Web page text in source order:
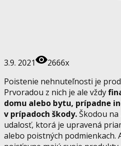
3.9. 2021
2666x
Poistenie nehnuteľnosti je
Prvoradou z nich je ale vždy
domu alebo bytu, prípadne
v prípadoch škody.Škodou
udalosť, ktorá je upravená
alebo poistných podmienkach.